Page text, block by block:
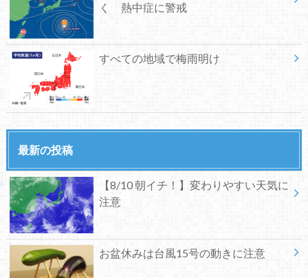
く 熱中症に警戒
すべての地域で梅雨明け
最新の投稿
【8/10 朝イチ！】変わりやすい天気に
注意
お盆休みは台風15号の動きに注意